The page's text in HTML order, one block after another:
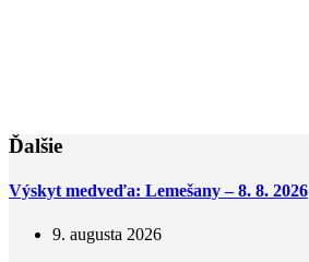
Ďalšie
Výskyt medveďa: Lemešany – 8. 8. 2026
9. augusta 2026